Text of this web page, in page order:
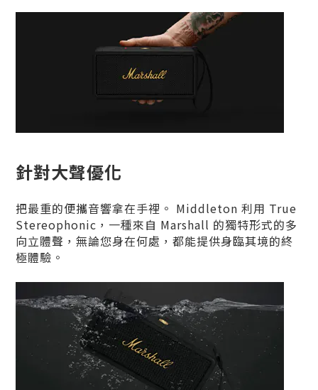
針對大聲優化
把最重的便攜音響拿在手裡。 Middleton 利用 True
Stereophonic，一種來自 Marshall 的獨特形式的多
向立體聲，無論您身在何處，都能提供身臨其境的終
極體驗。